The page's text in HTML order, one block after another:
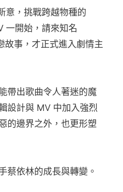
意，挑戰跨越物種的
一開始，請來知名
故事，才正式進入劇情主
帶出歌曲令人著迷的魔
設計與 MV 中加入強烈
的邊界之外，也更形塑
蔡依林的成長與轉變。